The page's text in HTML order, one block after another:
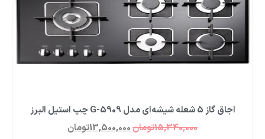
اجاق گاز 5 شعله شیشه‌ای مدل G-5909 چپ استیل البرز
15,340,000تومان13,500,000تومان